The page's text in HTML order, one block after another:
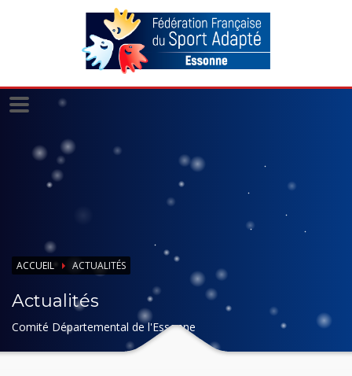
ACCUEIL ACTUALITÉS
Actualités
Comité Départemental de l'Essonne
Panneau de gestion des cookies